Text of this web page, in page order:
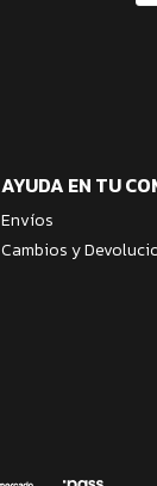
AYUDA EN TU
Envíos
Cambios y